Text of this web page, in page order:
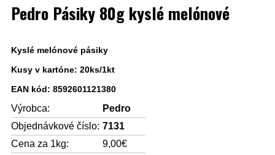
Pedro Pásiky 80g kyslé melónové
Kyslé melónové pásiky
Kusy v kartóne: 20ks/1kt
EAN kód: 8592601121380
Výrobca:
Pedro
Objednávkové číslo: 7131
Cena za 1kg:
9,00€